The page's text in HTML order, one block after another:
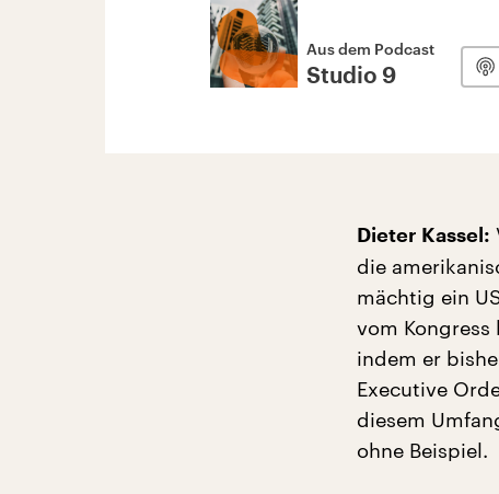
Aus dem Podcast
Studio 9
Dieter Kassel:
die
mächtig ein
vom
indem er
Executive
diesem
ohne Beispiel.